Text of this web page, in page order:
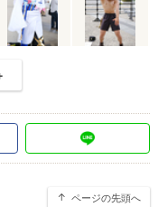
ページの先頭へ